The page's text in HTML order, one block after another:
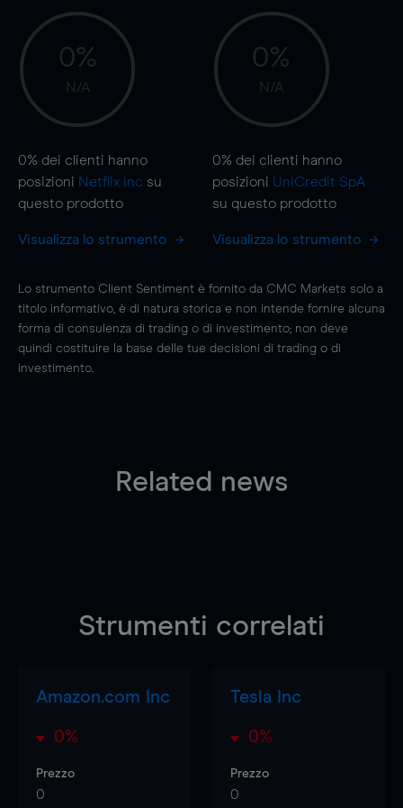
0%
N/A
0% dei clienti hanno
posizioni Netflix Inc su
questo prodotto
Visualizza lo strumento
0%
N/A
0% dei clienti hanno
posizioni UniCredit SpA
su questo prodotto
Visualizza lo strumento
Lo strumento Client Sentiment è fornito da CMC Markets solo a
titolo informativo, è di natura storica e non intende fornire alcuna
forma di consulenza di trading o di investimento; non deve
quindi costituire la base delle tue decisioni di trading o di
investimento.
Related news
Strumenti correlati
Amazon.com Inc
0%
Prezzo
0
Tesla Inc
0%
Prezzo
0